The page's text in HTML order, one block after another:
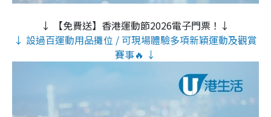
↓ 【免費送】香港運動節2026電子門票！↓
↓ 設過百運動用品攤位 / 可現場體驗多項新穎運動及觀賞
賽事🔥 ↓